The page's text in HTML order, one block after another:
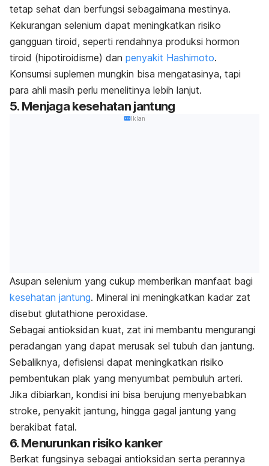
tetap sehat dan berfungsi sebagaimana mestinya.
Kekurangan selenium dapat meningkatkan risiko
gangguan tiroid, seperti rendahnya produksi hormon
tiroid (hipotiroidisme) dan penyakit Hashimoto.
Konsumsi suplemen mungkin bisa mengatasinya, tapi
para ahli masih perlu menelitinya lebih lanjut.
5. Menjaga kesehatan jantung
Iklan
Asupan selenium yang cukup memberikan manfaat bagi
kesehatan jantung. Mineral ini meningkatkan kadar zat
disebut glutathione peroxidase.
Sebagai antioksidan kuat, zat ini membantu mengurangi
peradangan yang dapat merusak sel tubuh dan jantung.
Sebaliknya, defisiensi dapat meningkatkan risiko
pembentukan plak yang menyumbat pembuluh arteri.
Jika dibiarkan, kondisi ini bisa berujung menyebabkan
stroke, penyakit jantung, hingga gagal jantung yang
berakibat fatal.
6. Menurunkan risiko kanker
Berkat fungsinya sebagai antioksidan serta perannya